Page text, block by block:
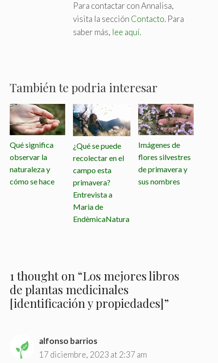
Para contactar con Annalisa,
visita la sección Contacto. Para
saber más, lee aquí.
También te podria interesar
Qué significa
observar la
naturaleza y
cómo se hace
¿Qué se puede
recolectar en el
campo esta
primavera?
Entrevista a
Maria de
EndèmicaNatura
Imágenes de
flores silvestres
de primavera y
sus nombres
1 thought on “Los mejores libros
de plantas medicinales
[identificación y propiedades]”
alfonso barrios
17 diciembre, 2023 at 2:37 am